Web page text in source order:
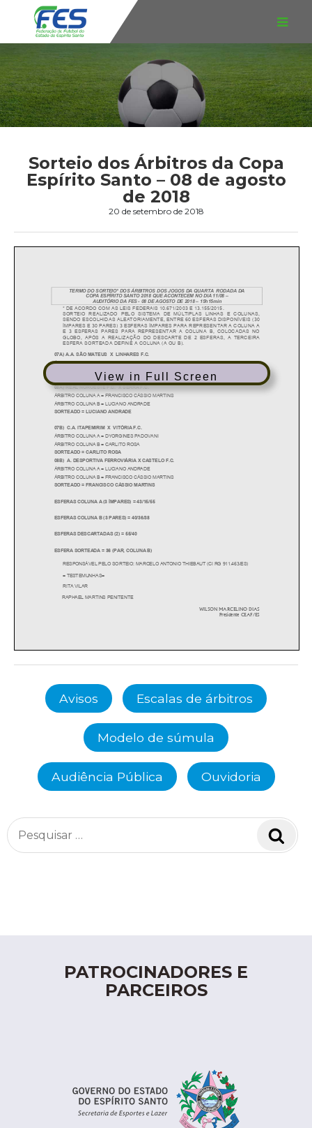
Sorteio dos Árbitros da Copa
Espírito Santo – 08 de agosto
de 2018
20 de setembro de 2018
View in Full Screen
Avisos Escalas de árbitros
Modelo de súmula
Audiência Pública Ouvidoria
Pesquisar
por:
PATROCINADORES E
PARCEIROS